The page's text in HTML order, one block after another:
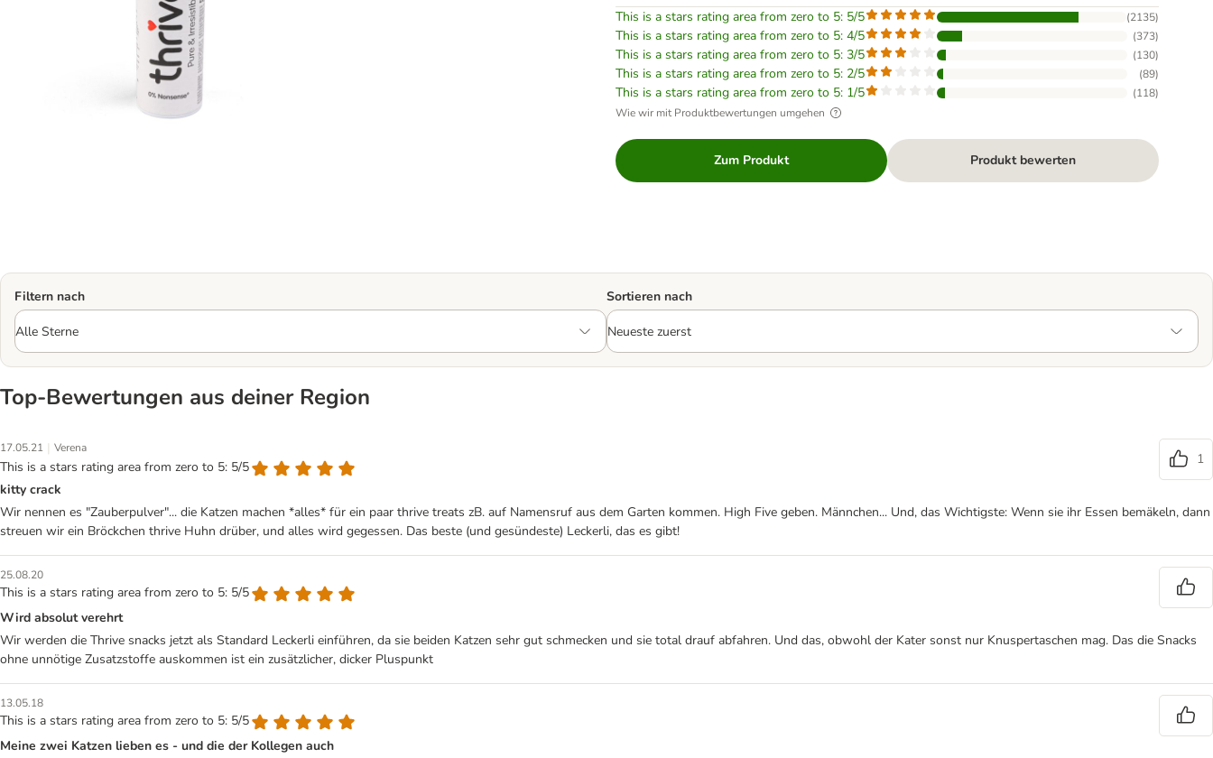
This is a stars rating area from zero to 5: 5/5
(2135)
This is a stars rating area from zero to 5: 4/5 (373)
This is a stars rating area from zero to 5: 3/5 (130)
This is a stars rating area from zero to 5: 2/5 (89)
This is a stars rating area from zero to 5: 1/5 (118)
Wie wir mit Produktbewertungen umgehen
Zum Produkt Produkt bewerten
Filtern nach Sortieren nach
Top‑Bewertungen aus deiner Region
17.05.21 | Verena
This is a stars rating area from zero to 5: 5/5
1
kitty crack
Wir nennen es "Zauberpulver"... die Katzen machen *alles* für ein paar thrive treats zB. auf Namensruf aus dem Garten kommen. High Five geben. Männchen... Und, das Wichtigste: Wenn sie ihr Essen bemäkeln, dann
streuen wir ein Bröckchen thrive Huhn drüber, und alles wird gegessen. Das beste (und gesündeste) Leckerli, das es gibt!
25.08.20
This is a stars rating area from zero to 5: 5/5
Wird absolut verehrt
Wir werden die Thrive snacks jetzt als Standard Leckerli einführen, da sie beiden Katzen sehr gut schmecken und sie total drauf abfahren. Und das, obwohl der Kater sonst nur Knuspertaschen mag. Das die Snacks
ohne unnötige Zusatzstoffe auskommen ist ein zusätzlicher, dicker Pluspunkt
13.05.18
This is a stars rating area from zero to 5: 5/5
Meine zwei Katzen lieben es - und die der Kollegen auch